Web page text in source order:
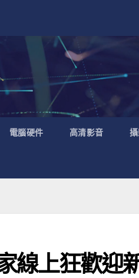
電腦硬件 高清影音
線上狂歡迎